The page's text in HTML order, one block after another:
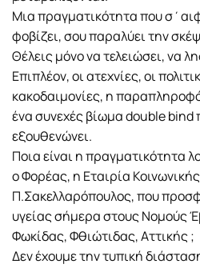
Μια πραγματικότητα που
φοβίζει, σου παραλύει την
Θέλεις μόνο να τελειώσει, να
Επιπλέον, οι ατεχνίες, οι
κακοδαιμονίες, η
ένα συνεχές βίωμα double bind
εξουθενώνει.
Ποια είναι η πραγματικότητα
ο Φορέας, η Εταιρία
Π.Σακελλαρόπουλος, που
υγείας σήμερα στους Νομούς
Φωκίδας, Φθιώτιδας, Αττικής ;
Δεν έχουμε την τυπική